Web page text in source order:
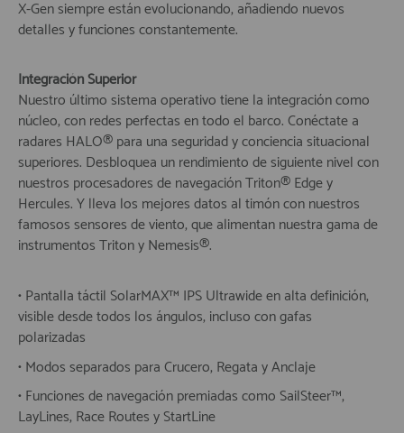
X-Gen siempre están evolucionando, añadiendo nuevos
detalles y funciones constantemente.
Integración Superior
Nuestro último sistema operativo tiene la integración como
núcleo, con redes perfectas en todo el barco. Conéctate a
radares HALO® para una seguridad y conciencia situacional
superiores. Desbloquea un rendimiento de siguiente nivel con
nuestros procesadores de navegación Triton® Edge y
Hercules. Y lleva los mejores datos al timón con nuestros
famosos sensores de viento, que alimentan nuestra gama de
instrumentos Triton y Nemesis®.
• Pantalla táctil SolarMAX™ IPS Ultrawide en alta definición,
visible desde todos los ángulos, incluso con gafas
polarizadas
• Modos separados para Crucero, Regata y Anclaje
• Funciones de navegación premiadas como SailSteer™,
LayLines, Race Routes y StartLine